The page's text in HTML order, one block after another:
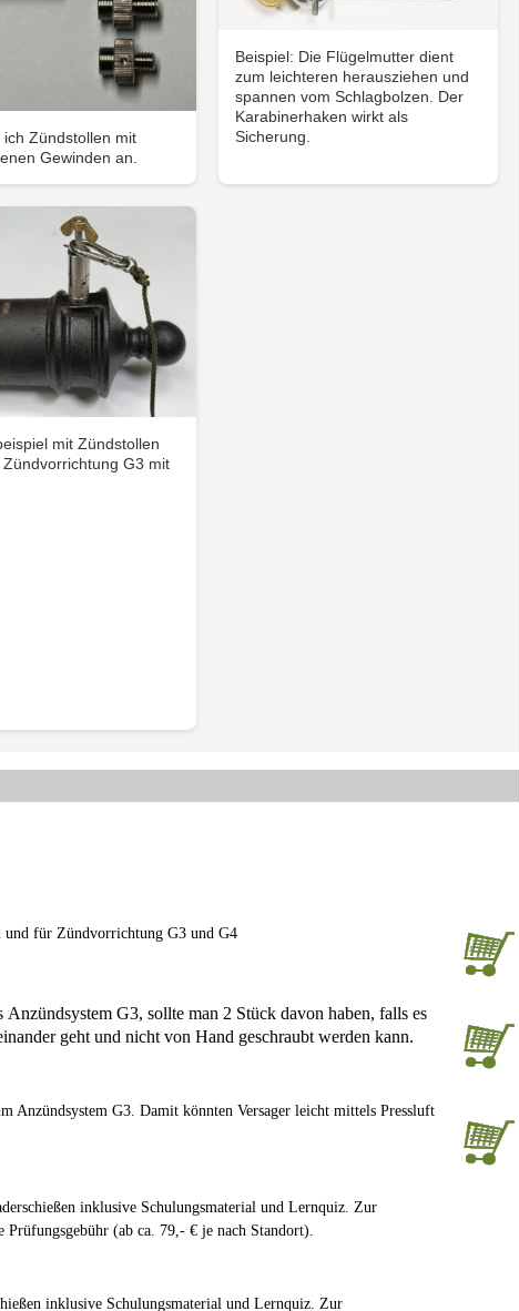
ich Zündstollen mit
Gewinden an.
Beispiel: Die Flügelmutter dient
zum leichteren herausziehen und
spannen vom Schlagbolzen. Der
Karabinerhaken wirkt als
Sicherung.
mit Zündstollen
G3 mit
und für Zündvorrichtung G3 und G4
Anzündsystem G3, sollte man 2 Stück davon haben, falls es
geht und nicht von Hand geschraubt werden kann.
Anzündsystem G3. Damit könnten Versager leicht mittels Pressluft
inklusive Schulungsmaterial und Lernquiz. Zur
(ab ca. 79,- € je nach Standort).
inklusive Schulungsmaterial und Lernquiz. Zur